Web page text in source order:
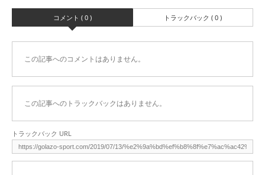
コメント ( 0 ) トラックバック ( 0 )
この記事へのコメントはありません。
この記事へのトラックバックはありません。
トラックバック URL